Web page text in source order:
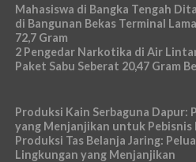
Mahasiswa di Bangka Tengah
di Bangunan Bekas Terminal
72,7 Gram
2 Pengedar Narkotika di Air
Paket Sabu Seberat 20,47 Gram
Produksi Kain Serbaguna Dapur:
yang Menjanjikan untuk Pebisnis
Produksi Tas Belanja Jaring:
Lingkungan yang Menjanjikan